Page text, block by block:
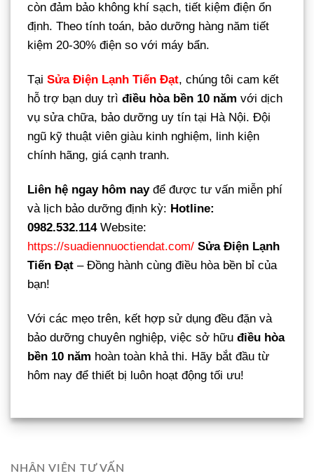
còn đảm bảo không khí sạch, tiết kiệm điện ổn
định. Theo tính toán, bảo dưỡng hàng năm tiết
kiệm 20-30% điện so với máy bẩn.
Tại Sửa Điện Lạnh Tiến Đạt, chúng tôi cam kết
hỗ trợ bạn duy trì điều hòa bền 10 năm với dịch
vụ sửa chữa, bảo dưỡng uy tín tại Hà Nội. Đội
ngũ kỹ thuật viên giàu kinh nghiệm, linh kiện
chính hãng, giá cạnh tranh.
Liên hệ ngay hôm nayđể được tư vấn miễn phí
và lịch bảo dưỡng định kỳ: Hotline:
0982.532.114Website:
https://suadiennuoctiendat.com/ Sửa Điện Lạnh
Tiến Đạt – Đồng hành cùng điều hòa bền bỉ của
bạn!
Với các mẹo trên, kết hợp sử dụng đều đặn và
bảo dưỡng chuyên nghiệp, việc sở hữu điều hòa
bền 10 năm hoàn toàn khả thi. Hãy bắt đầu từ
hôm nay để thiết bị luôn hoạt động tối ưu!
NHÂN VIÊN TƯ VẤN